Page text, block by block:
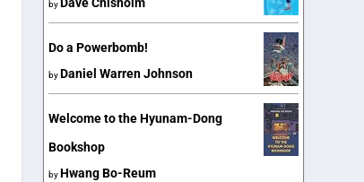
by Dave Chisholm
Do a Powerbomb!
by Daniel Warren Johnson
Welcome to the Hyunam-Dong
Bookshop
by Hwang Bo-Reum